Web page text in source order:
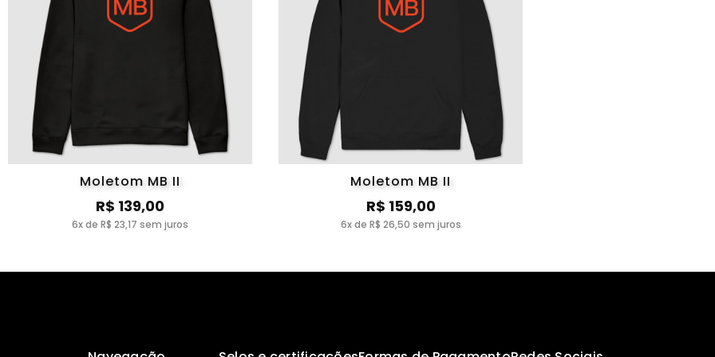
Moletom MB II
R$ 139,00
6x de R$ 23,17 sem juros
Moletom MB II
R$ 159,00
6x de R$ 26,50 sem juros